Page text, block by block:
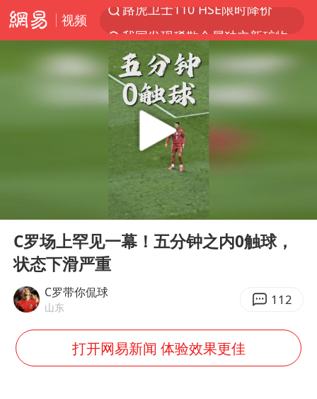
视频
上海鼓励居家办公
多地银行上调存款利率
朱一龙的鼻子怎么了
5万元以下微型代步车集体遇冷
大疆错失宇树
周星驰妈妈现身香港首映礼
4.2平卫生间补漏注胶花1.55万
“还不如不放假”
Play
C罗场上罕见一幕！五分钟之内0触球，
状态下滑严重
C罗带你侃球
山东 112
打开网易新闻 体验效果更佳